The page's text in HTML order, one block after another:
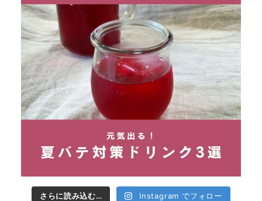
さらに読み込む… Instagram でフォロー